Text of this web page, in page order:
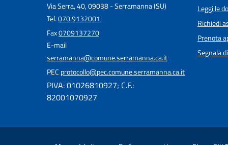
Via Serra, 40, 09038 - Serramanna (SU)
Tel.070 9132001
Fax0709137270
E-mail
serramanna@comune.serramanna.ca.it
PEC protocollo@pec.comune.serramanna.ca.it
PIVA: 01026810927; C.F.:
82001070927
Leggi le
Richiedi
Prenota
Segnala